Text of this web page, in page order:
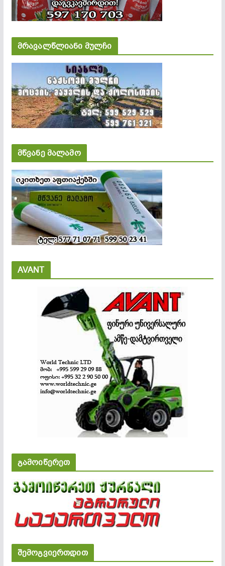
მრავალწლიანი მულჩი
მწვანე მალამო
AVANT
გამოიწერეთ
შემოგვიერთდით